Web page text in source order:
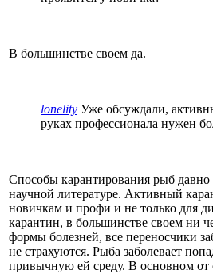
В большинстве своем да.
lonelity Уже обсуждали,
руках профессионала нужен
Способы карантирования рыб
научной литературе. Активный
новичкам и профи и не только для
карантин, в большинстве своем ни
формы болезней, все переносчики
не страхуются. Рыба заболевает
привычную ей среду. В основном от